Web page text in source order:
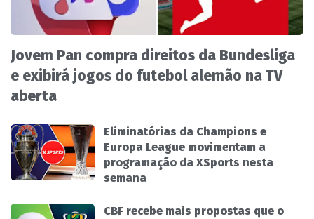
Jovem Pan compra direitos da Bundesliga
e exibirá jogos do futebol alemão na TV
aberta
Eliminatórias da Champions e
Europa League movimentam a
programação da XSports nesta
semana
CBF recebe mais propostas que o